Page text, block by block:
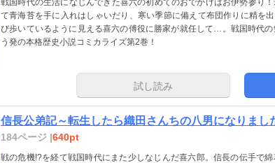
て青海苔を手に入れはしゃいだり、寒い季節に備えて布団作りに精を
び歩いているように見える喜六の傅役に勝家が就任して…。戦国時代
う発の本格歴史小説コミカライズ第2巻！
試し読み
信長公弟記～転生したら織田さんちの八男になりまし
184ページ |640pt
戦の危機!?を経て戦国時代にまた少しなじんだ喜六郎。信長の伝手で